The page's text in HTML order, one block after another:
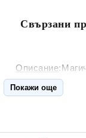
Свързани
Описание
за приучaване
Покажи още